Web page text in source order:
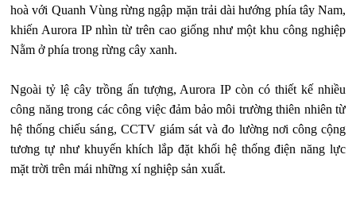
hoà với Quanh Vùng rừng ngập mặn trải dài hướng phía tây Nam,
khiến Aurora IP nhìn từ trên cao giống như một khu công nghiệp
Nằm ở phía trong rừng cây xanh.
Ngoài tỷ lệ cây trồng ấn tượng, Aurora IP còn có thiết kế nhiều
công năng trong các công việc đảm bảo môi trường thiên nhiên từ
hệ thống chiếu sáng, CCTV giám sát và đo lường nơi công cộng
tương tự như khuyến khích lắp đặt khối hệ thống điện năng lực
mặt trời trên mái những xí nghiệp sản xuất.